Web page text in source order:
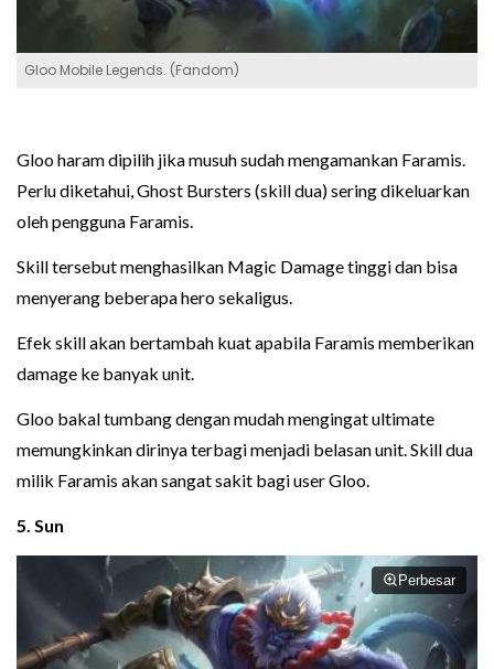
Gloo Mobile Legends. (Fandom)
Gloo haram dipilih jika musuh sudah mengamankan Faramis.
Perlu diketahui, Ghost Bursters (skill dua) sering dikeluarkan
oleh pengguna Faramis.
Skill tersebut menghasilkan Magic Damage tinggi dan bisa
menyerang beberapa hero sekaligus.
Efek skill akan bertambah kuat apabila Faramis memberikan
damage ke banyak unit.
Gloo bakal tumbang dengan mudah mengingat ultimate
memungkinkan dirinya terbagi menjadi belasan unit. Skill dua
milik Faramis akan sangat sakit bagi user Gloo.
5. Sun
Perbesar